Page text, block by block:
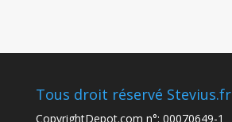
Tous droit réservé Stevius.fr
CopyrightDepot.com n°: 00070649-1